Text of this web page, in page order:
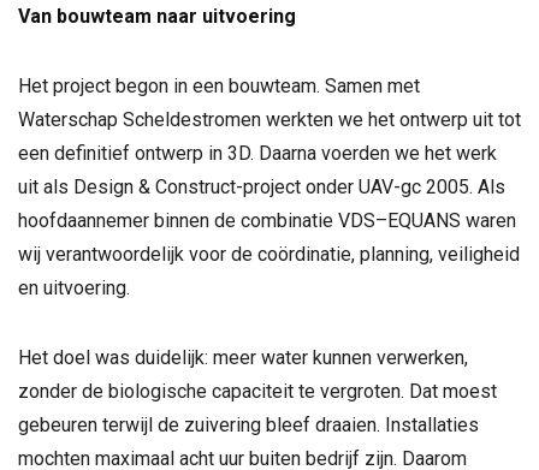
Van bouwteam naar uitvoering
Het project begon in een bouwteam. Samen met
Waterschap Scheldestromen werkten we het ontwerp uit tot
een definitief ontwerp in 3D. Daarna voerden we het werk
uit als Design & Construct-project onder UAV-gc 2005. Als
hoofdaannemer binnen de combinatie VDS–EQUANS waren
wij verantwoordelijk voor de coördinatie, planning, veiligheid
en uitvoering.
Het doel was duidelijk: meer water kunnen verwerken,
zonder de biologische capaciteit te vergroten. Dat moest
gebeuren terwijl de zuivering bleef draaien. Installaties
mochten maximaal acht uur buiten bedrijf zijn. Daarom